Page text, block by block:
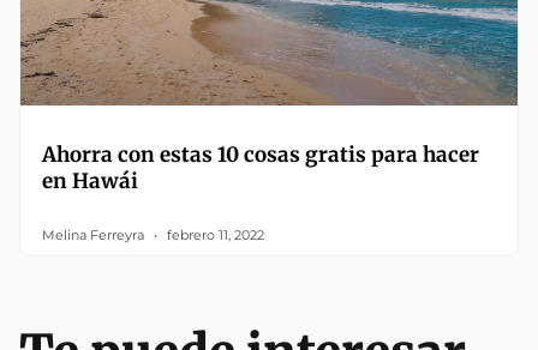
Ahorra con estas 10 cosas gratis para hacer
en Hawái
Melina Ferreyra febrero 11, 2022